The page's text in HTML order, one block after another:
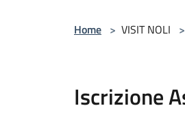
Home > VISIT NOLI >
Iscrizione